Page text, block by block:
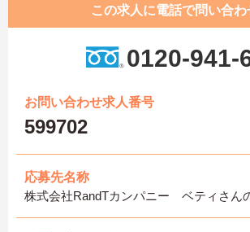
この求人に電話で問い合わ
0120-941-
お問い合わせ求人番号
599702
応募先名称
株式会社RandTカンパニー ベティさん